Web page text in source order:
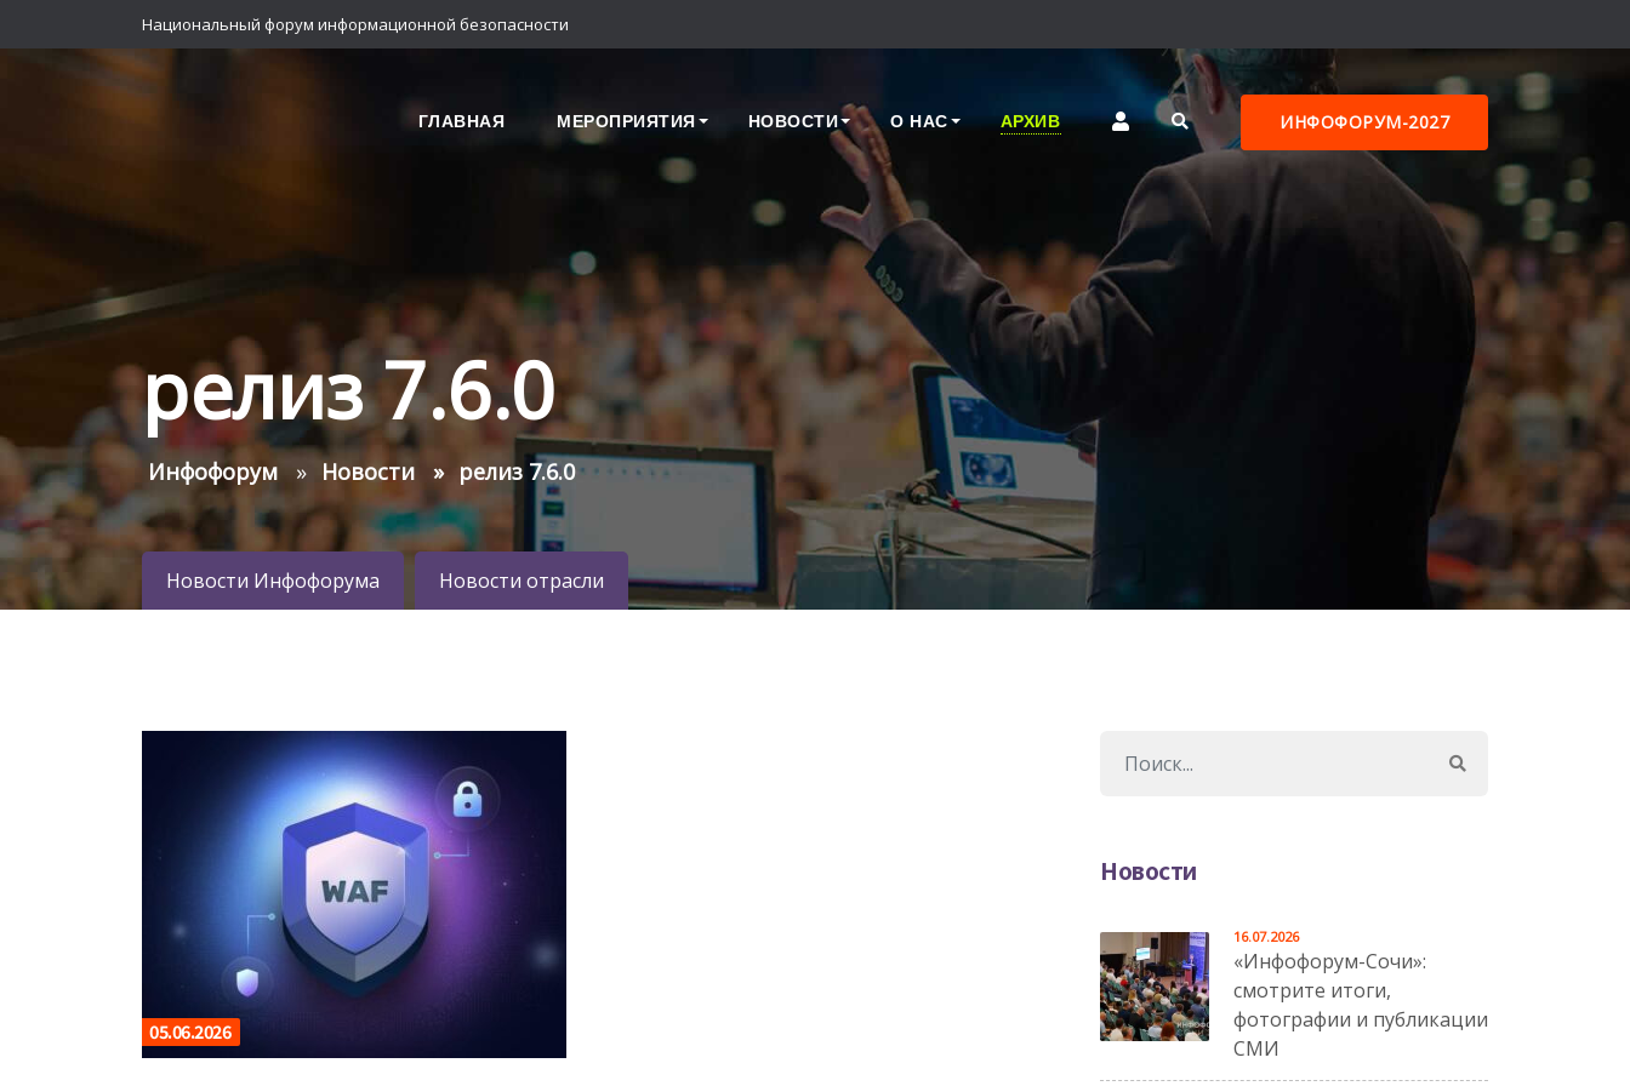
Национальный форум информационной безопасности
ГЛАВНАЯ МЕРОПРИЯТИЯ НОВОСТИ О НАС АРХИВ ИНФОФОРУМ-2027
релиз 7.6.0
Инфофорум Новости релиз 7.6.0
Новости Инфофорума Новости отрасли
05.06.2026
Новости
«Инфофорум-Сочи»:
смотрите итоги,
фотографии и публикации
СМИ
16.07.2026